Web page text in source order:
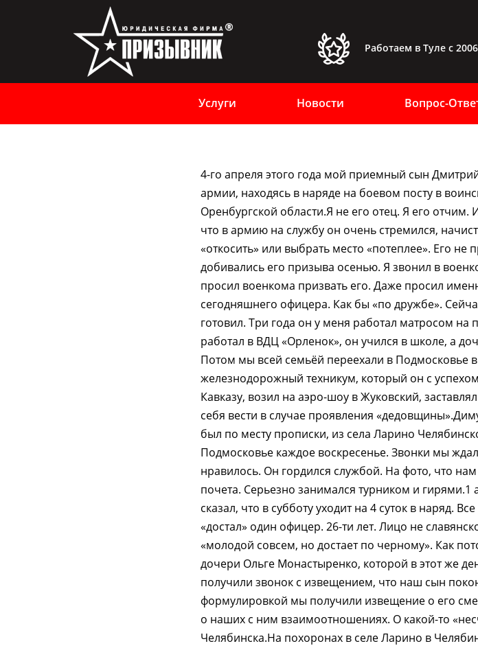
Работаем в Туле с
Услуги Новости Вопрос-
4-го апреля этого года мой приемный сын
армии, находясь в наряде на боевом посту в
Оренбургской области.Я не его отец. Я его отчим.
что в армию на службу он очень стремился,
«откосить» или выбрать место «потеплее». Его
добивались его призыва осенью. Я звонил в
просил военкома призвать его. Даже просил
сегодняшнего офицера. Как бы «по дружбе».
готовил. Три года он у меня работал матросом
работал в ВДЦ «Орленок», он учился в школе, а
Потом мы всей семьёй переехали в Подмосковье
железнодорожный техникум, который он с
Кавказу, возил на аэро-шоу в Жуковский,
себя вести в случае проявления
был по месту прописки, из села Ларино
Подмосковье каждое воскресенье. Звонки мы
нравилось. Он гордился службой. На фото, что
почета. Серьезно занимался турником и
сказал, что в субботу уходит на 4 суток в наряд.
«достал» один офицер. 26-ти лет. Лицо не
«молодой совсем, но достает по черному». Как
дочери Ольге Монастыренко, которой в этот же
получили звонок с извещением, что наш сын
формулировкой мы получили извещение о его
о наших с ним взаимоотношениях. О какой-то
Челябинска.На похоронах в селе Ларино в